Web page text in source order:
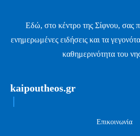
Εδώ, στο κέντρο της Σίφνου, σας
ενημερωμένες ειδήσεις και τα
καθημερινότητα του
kaipoutheos.gr
Επικοινωνία